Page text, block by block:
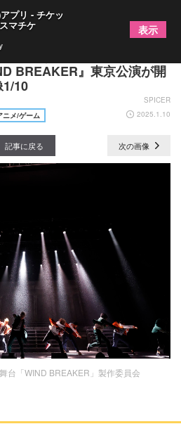
対話”するケンカシーンに息
BREAKER』東京公演が開
10
SPICER
ニメ/ゲーム 2025.1.10
記事に戻る 次の画像
台「WIND BREAKER」製作委員会
プリ - チケッ
マチケ 表示